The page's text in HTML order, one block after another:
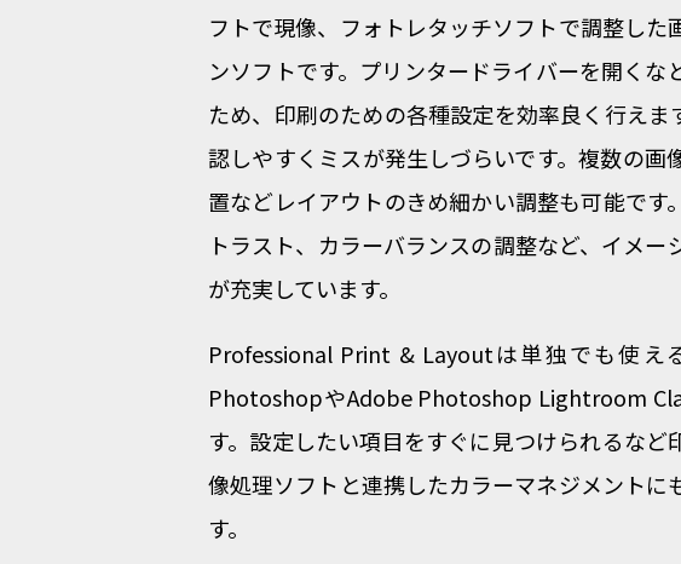
フトで現像、フォトレタッチソフトで調整し
ンソフトです。プリンタードライバーを開く
ため、印刷のための各種設定を効率良く行え
認しやすくミスが発生しづらいです。複数の
置などレイアウトのきめ細かい調整も可能で
トラスト、カラーバランスの調整など、イメ
が充実しています。
Professional Print & Layoutは単独でも使
PhotoshopやAdobe Photoshop Lightroom
す。設定したい項目をすぐに見つけられるな
像処理ソフトと連携したカラーマネジメント
す。